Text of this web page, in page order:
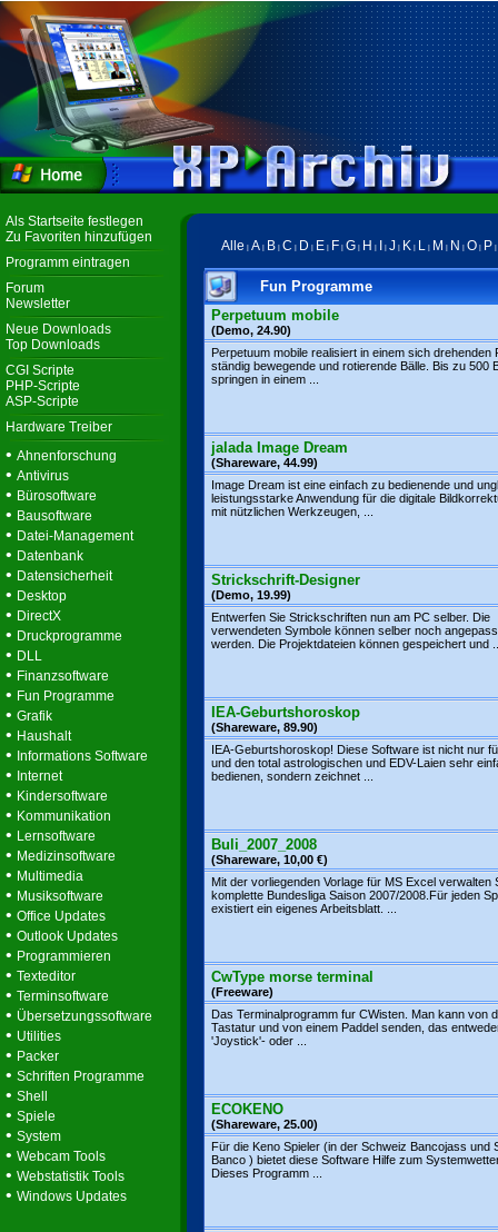
Als Startseite festlegen
Zu Favoriten hinzufügen
Programm eintragen
Forum
Newsletter
Neue Downloads
Top Downloads
CGI Scripte
PHP-Scripte
ASP-Scripte
Hardware Treiber
• Ahnenforschung
• Antivirus
• Bürosoftware
• Bausoftware
• Datei-Management
• Datenbank
• Datensicherheit
• Desktop
• DirectX
• Druckprogramme
• DLL
• Finanzsoftware
• Fun Programme
• Grafik
• Haushalt
• Informations Software
• Internet
• Kindersoftware
• Kommunikation
• Lernsoftware
• Medizinsoftware
• Multimedia
• Musiksoftware
• Office Updates
• Outlook Updates
• Programmieren
• Texteditor
• Terminsoftware
• Übersetzungssoftware
• Utilities
• Packer
• Schriften Programme
• Shell
• Spiele
• System
• Webcam Tools
• Webstatistik Tools
• Windows Updates
Alle A B C D E F G H J K L M N O P
Fun Programme
Perpetuum mobile
(Demo, 24.90)
Perpetuum mobile realisiert in einem sich drehenden
ständig bewegende und rotierende Bälle. Bis zu 500
springen in einem ...
jalada Image Dream
(Shareware, 44.99)
Image Dream ist eine einfach zu bedienende und
leistungsstarke Anwendung für die digitale
mit nützlichen Werkzeugen, ...
Strickschrift-Designer
(Demo, 19.99)
Entwerfen Sie Strickschriften nun am PC selber. Die
verwendeten Symbole können selber noch
werden. Die Projektdateien können gespeichert und
IEA-Geburtshoroskop
(Shareware, 89.90)
IEA-Geburtshoroskop! Diese Software ist nicht nur
und den total astrologischen und EDV-Laien sehr
bedienen, sondern zeichnet ...
Buli_2007_2008
(Shareware, 10,00 €)
Mit der vorliegenden Vorlage für MS Excel verwalten
komplette Bundesliga Saison 2007/2008.Für jeden
existiert ein eigenes Arbeitsblatt. ...
CwType morse terminal
(Freeware)
Das Terminalprogramm fur CWisten. Man kann von
Tastatur und von einem Paddel senden, das
'Joystick'- oder ...
ECOKENO
(Shareware, 25.00)
Für die Keno Spieler (in der Schweiz Bancojass und
Banco ) bietet diese Software Hilfe zum
Dieses Programm ...